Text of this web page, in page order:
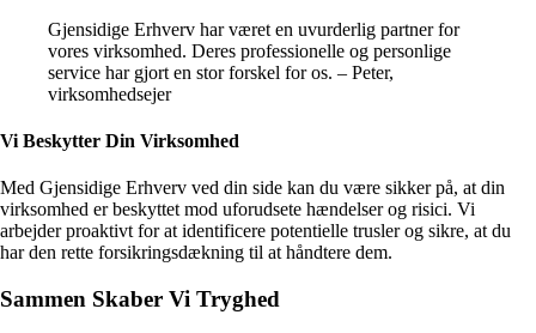
Gjensidige Erhverv har været en uvurderlig partner for
vores virksomhed. Deres professionelle og personlige
service har gjort en stor forskel for os. – Peter,
virksomhedsejer
Vi Beskytter Din Virksomhed
Med Gjensidige Erhverv ved din side kan du være sikker på, at din
virksomhed er beskyttet mod uforudsete hændelser og risici. Vi
arbejder proaktivt for at identificere potentielle trusler og sikre, at du
har den rette forsikringsdækning til at håndtere dem.
Sammen Skaber Vi Tryghed